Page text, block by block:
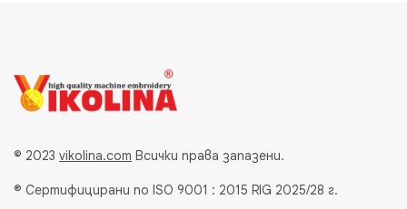
© 2023 vikolina.com Всички права запазени.
® Сертифицирани по ISO 9001 : 2015 RIG 2025/28 г.